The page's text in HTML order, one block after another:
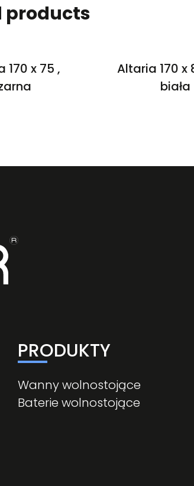
products
170 x 75 ,
Altaria 170 x
biała
PRODUKTY
Wanny wolnostojące
Baterie wolnostojące